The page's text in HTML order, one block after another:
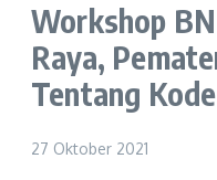
Workshop
Raya,
Tentang
27 Oktober 2021